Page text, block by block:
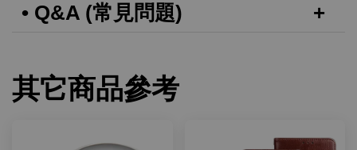
• Q&A (常見問題)
其它商品參考